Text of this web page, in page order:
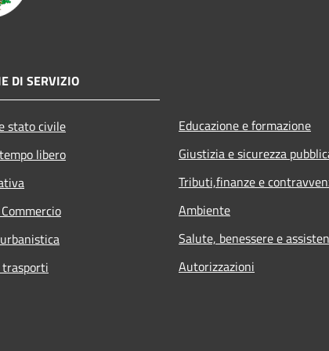
DI SERVIZIO
stato civile
libero
Educazione e formazione
Giustizia e sicurezza
Tributi,finanze e
Ambiente
Salute, benessere e
Autorizzazioni